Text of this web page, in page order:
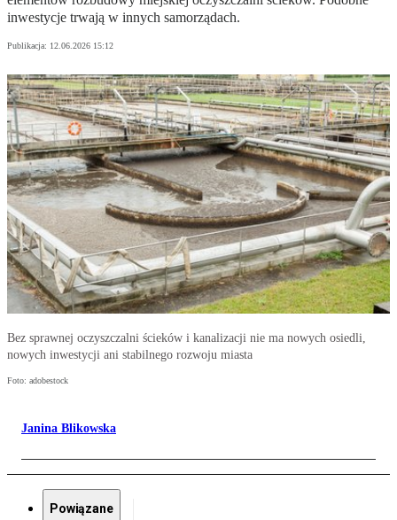
inwestycje trwają w innych samorządach.
Publikacja: 12.06.2026 15:12
Bez sprawnej oczyszczalni ścieków i kanalizacji nie ma nowych osiedli,
nowych inwestycji ani stabilnego rozwoju miasta
Foto: adobestock
Janina Blikowska
Powiązane